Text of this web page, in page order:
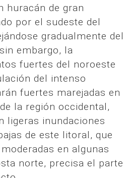
huracán de gran
por el sudeste del
gradualmente del
embargo, la
fuertes del noroeste
del intenso
fuertes marejadas en
la región occidental,
ligeras inundaciones
de este litoral, que
en algunas
norte, precisa el parte